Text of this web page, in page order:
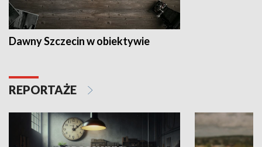
Dawny Szczecin w obiektywie
REPORTAŻE